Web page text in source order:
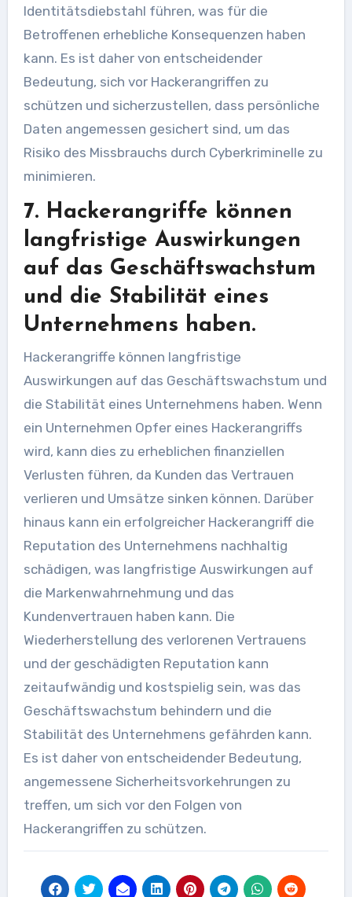
Identitätsdiebstahl führen, was für die
Betroffenen erhebliche Konsequenzen haben
kann. Es ist daher von entscheidender
Bedeutung, sich vor Hackerangriffen zu
schützen und sicherzustellen, dass persönliche
Daten angemessen gesichert sind, um das
Risiko des Missbrauchs durch Cyberkriminelle zu
minimieren.
7. Hackerangriffe können
langfristige Auswirkungen
auf das Geschäftswachstum
und die Stabilität eines
Unternehmens haben.
Hackerangriffe können langfristige
Auswirkungen auf das Geschäftswachstum und
die Stabilität eines Unternehmens haben. Wenn
ein Unternehmen Opfer eines Hackerangriffs
wird, kann dies zu erheblichen finanziellen
Verlusten führen, da Kunden das Vertrauen
verlieren und Umsätze sinken können. Darüber
hinaus kann ein erfolgreicher Hackerangriff die
Reputation des Unternehmens nachhaltig
schädigen, was langfristige Auswirkungen auf
die Markenwahrnehmung und das
Kundenvertrauen haben kann. Die
Wiederherstellung des verlorenen Vertrauens
und der geschädigten Reputation kann
zeitaufwändig und kostspielig sein, was das
Geschäftswachstum behindern und die
Stabilität des Unternehmens gefährden kann.
Es ist daher von entscheidender Bedeutung,
angemessene Sicherheitsvorkehrungen zu
treffen, um sich vor den Folgen von
Hackerangriffen zu schützen.